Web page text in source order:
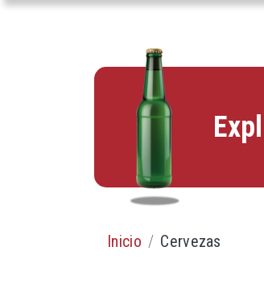
Inicio Cervezas